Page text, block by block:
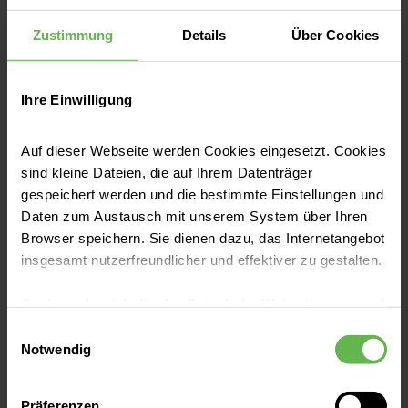
Zustimmung Details Über Cookies
Ihre Einwilligung
Auf dieser Webseite werden Cookies eingesetzt. Cookies
sind kleine Dateien, die auf Ihrem Datenträger
gespeichert werden und die bestimmte Einstellungen und
Daten zum Austausch mit unserem System über Ihren
Browser speichern. Sie dienen dazu, das Internetangebot
insgesamt nutzerfreundlicher und effektiver zu gestalten.
eingesetzt werden.
Es steht Ihnen frei, unsere Seite mit nur den notwendigen
Notwendig
einer Strahlentherapie zugänglich sind
Computergestützte dreidimensionale
Bestrahlungsplanung
Image Guided Radiotherapy (IGRT) -
bildgeführte Strahlentherapie
Intraoperative Behandlung (IORT) beim
Mammakarzinom zur Verkürzung der
Intensitätsmodulierte Radiotherapie
Afterloading-Verfahren einschließlich der